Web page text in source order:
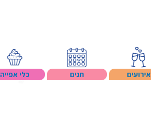
אירועים חגים כלי אפייה